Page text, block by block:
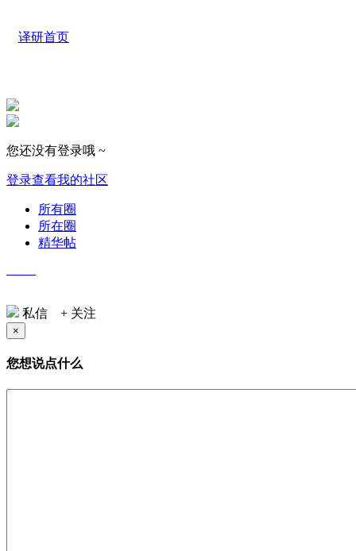
译研首页
您还没有登录哦 ~
登录查看我的社区
所有圈
所在圈
精华帖
私信 + 关注
×
您想说点什么